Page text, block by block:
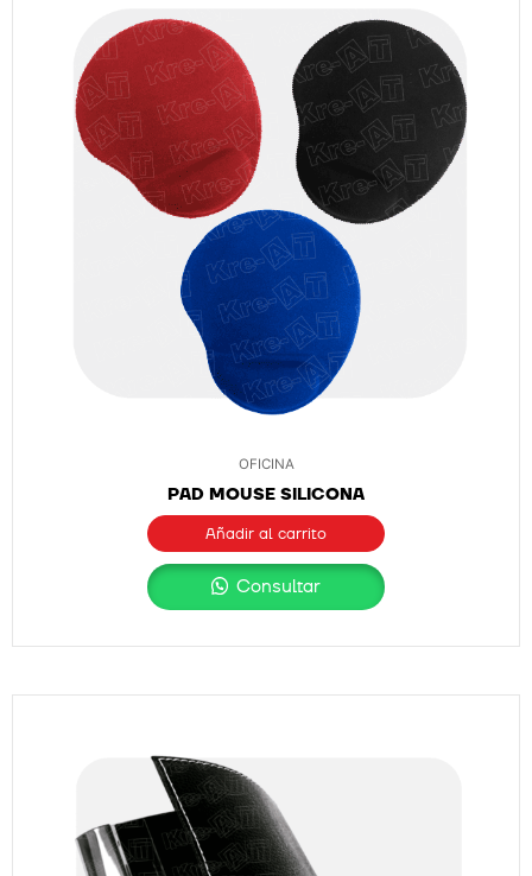
OFICINA
PAD MOUSE SILICONA
Añadir al carrito
Consultar